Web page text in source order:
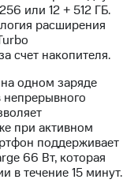
или 12 + 512 ГБ.
расширения
счет накопителя.
одном заряде
непрерывного
при активном
поддерживает
66 Вт, которая
в течение 15 минут.